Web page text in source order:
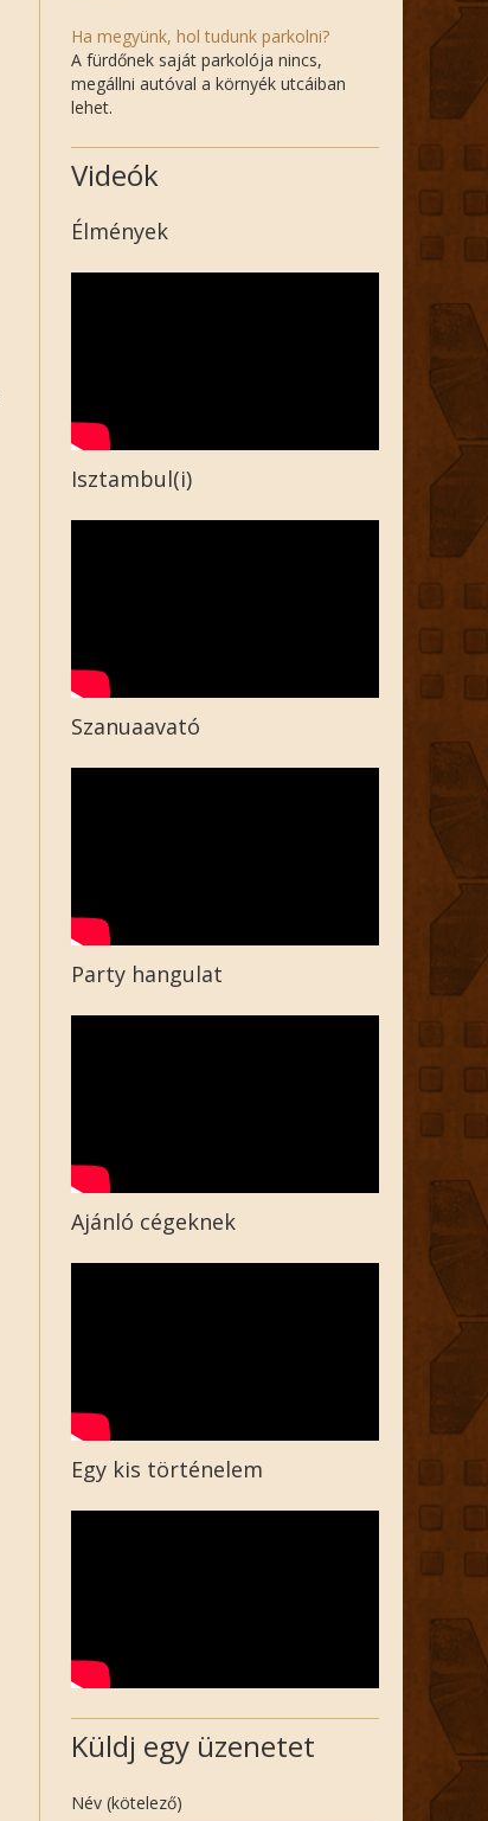
Ha megyünk, hol tudunk parkolni?
A fürdőnek saját parkolója nincs,
megállni autóval a környék utcáiban
lehet.
Videók
Élmények
Isztambul(i)
Szanuaavató
Party hangulat
Ajánló cégeknek
Egy kis történelem
Küldj egy üzenetet
Név (kötelező)